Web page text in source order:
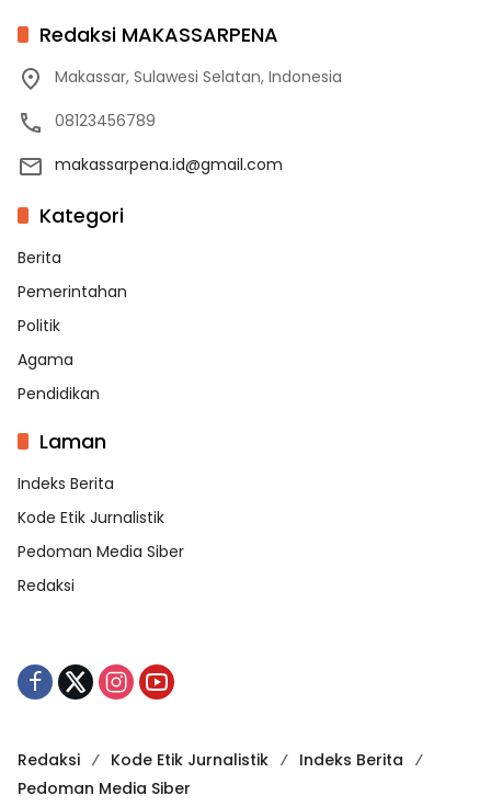
Redaksi MAKASSARPENA
Makassar, Sulawesi Selatan, Indonesia
08123456789
makassarpena.id@gmail.com
Kategori
Berita
Pemerintahan
Politik
Agama
Pendidikan
Laman
Indeks Berita
Kode Etik Jurnalistik
Pedoman Media Siber
Redaksi
Redaksi Kode Etik Jurnalistik
Indeks Berita
Pedoman Media Siber